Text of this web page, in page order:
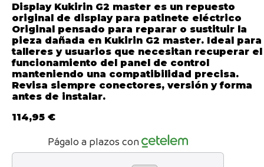
Display Kukirin G2 master es un repuesto
original de display para patinete eléctrico
Original pensado para reparar o sustituir la
pieza dañada en Kukirin G2 master. Ideal para
talleres y usuarios que necesitan recuperar el
funcionamiento del panel de control
manteniendo una compatibilidad precisa.
Revisa siempre conectores, versión y forma
antes de instalar.
114,95 €
Págalo a plazos con